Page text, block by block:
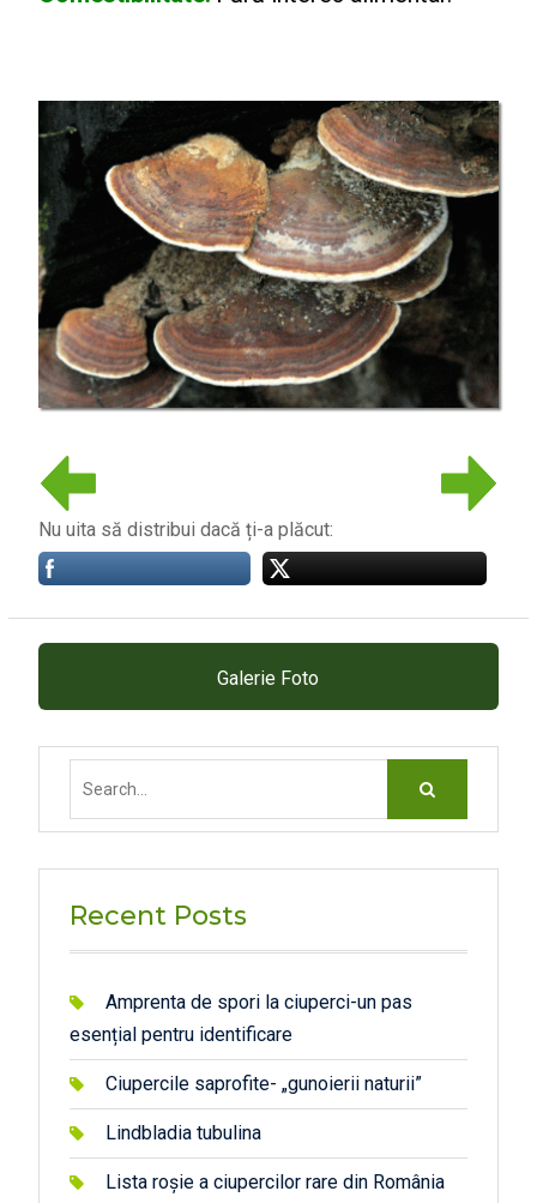
Nu uita să distribui dacă ți-a plăcut:
Galerie Foto
Recent Posts
Amprenta de spori la ciuperci-un pas
esențial pentru identificare
Ciupercile saprofite- „gunoierii naturii”
Lindbladia tubulina
Lista roșie a ciupercilor rare din România